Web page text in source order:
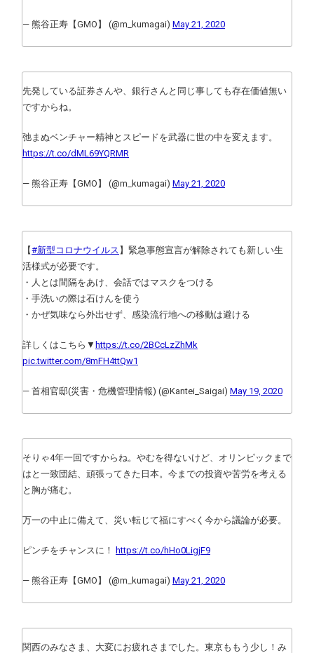
— 熊谷正寿【GMO】 (@m_kumagai) May 21, 2020
先発している証券さんや、銀行さんと同じ事しても存在価値無い
ですからね。
弛まぬベンチャー精神とスピードを武器に世の中を変えます。
https://t.co/dML69YQRMR
— 熊谷正寿【GMO】 (@m_kumagai) May 21, 2020
【#新型コロナウイルス 】緊急事態宣言が解除されても新しい生
活様式が必要です。
・人とは間隔をあけ、会話ではマスクをつける
・手洗いの際は石けんを使う
・かぜ気味なら外出せず、感染流行地への移動は避ける
詳しくはこちら▼ https://t.co/2BCcLzZhMk
pic.twitter.com/8mFH4ttQw1
— 首相官邸(災害・危機管理情報) (@Kantei_Saigai) May 19, 2020
そりゃ4年一回ですからね。やむを得ないけど、オリンピックまで
はと一致団結、頑張ってきた日本。今までの投資や苦労を考える
と胸が痛む。
万一の中止に備えて、災い転じて福にすべく今から議論が必要。
ピンチをチャンスに！ https://t.co/hHo0LigjF9
— 熊谷正寿【GMO】 (@m_kumagai) May 21, 2020
関西のみなさま、大変にお疲れさまでした。東京ももう少し！み